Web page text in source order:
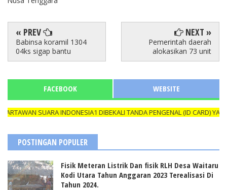
« PREV
Babinsa koramil 1304
04ks sigap bantu
NEXT »
Pemerintah daerah
alokasikan 73 unit
FACEBOOK WEBSITE
SUARA INDONESIA1 DIBEKALI TANDA PENGENAL (ID CARD) YANG
POSTINGAN POPULER
Fisik Meteran Listrik Dan fisik RLH Desa Waitaru
Kodi Utara Tahun Anggaran 2023 Terealisasi Di
Tahun 2024.